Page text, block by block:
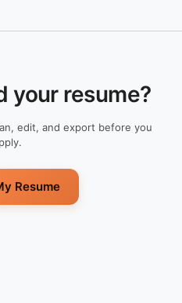
your resume?
edit, and export before you
Resume